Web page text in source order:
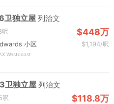
卫独立屋列治文
呎 $448万
小区 $1,194/呎
Westcoast
卫独立屋列治文
呎 $118.8万